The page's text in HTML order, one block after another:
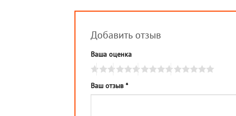
Добавить отзыв
Ваша оценка
Ваш отзыв *